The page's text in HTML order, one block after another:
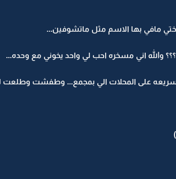
مافي بها الاسم مثل ماتشوفين...
اني مسخره احب لي واحد يخوني مع وحده...
على المحلات الي بمجمع... وطفشت وطلعت